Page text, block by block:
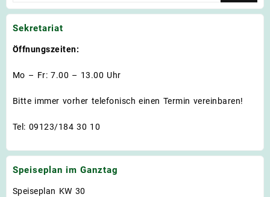
Sekretariat
Öffnungszeiten:
Mo – Fr: 7.00 – 13.00 Uhr
Bitte immer vorher telefonisch einen Termin vereinbaren!
Tel: 09123/184 30 10
Speiseplan im Ganztag
Speiseplan KW 30